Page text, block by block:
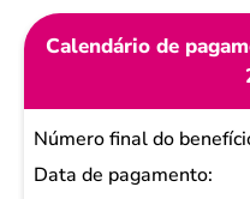
Calendário de
Número
final do